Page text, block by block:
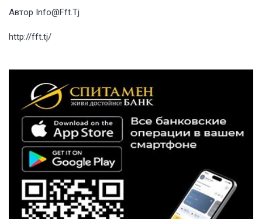
Автор Info@Fft.Tj
http://fft.tj/